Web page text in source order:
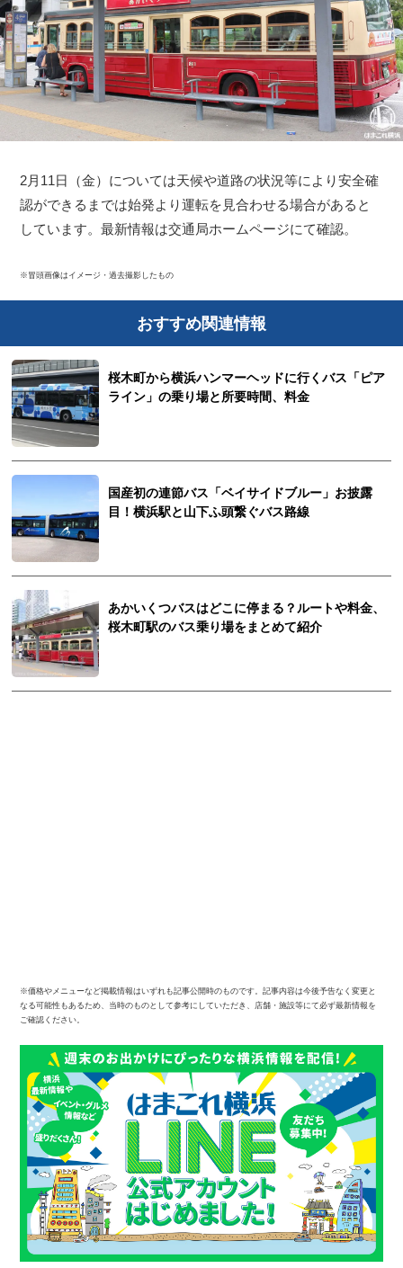
2月11日（金）については天候や道路の状況等により安全確
認ができるまでは始発より運転を見合わせる場合があると
しています。最新情報は交通局ホームページにて確認。
※冒頭画像はイメージ・過去撮影したもの
おすすめ関連情報
桜木町から横浜ハンマーヘッドに行くバス「ピア
ライン」の乗り場と所要時間、料金
国産初の連節バス「ベイサイドブルー」お披露
目！横浜駅と山下ふ頭繋ぐバス路線
あかいくつバスはどこに停まる？ルートや料金、
桜木町駅のバス乗り場をまとめて紹介
※価格やメニューなど掲載情報はいずれも記事公開時のものです。記事内容は今後予告なく変更と
なる可能性もあるため、当時のものとして参考にしていただき、店舗・施設等にて必ず最新情報を
ご確認ください。